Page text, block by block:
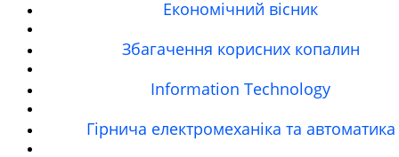
Економічний вісник
Збагачення корисних копалин
Information Technology
Гірнича електромеханіка та автоматика